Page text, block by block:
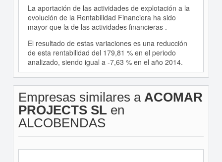
La aportación de las actividades de explotación a la
evolución de la Rentabilidad Financiera ha sido
mayor que la de las actividades financieras .
El resultado de estas variaciones es una reducción
de esta rentabilidad del 179,81 % en el periodo
analizado, siendo igual a -7,63 % en el año 2014.
Empresas similares a ACOMAR
PROJECTS SL en
ALCOBENDAS